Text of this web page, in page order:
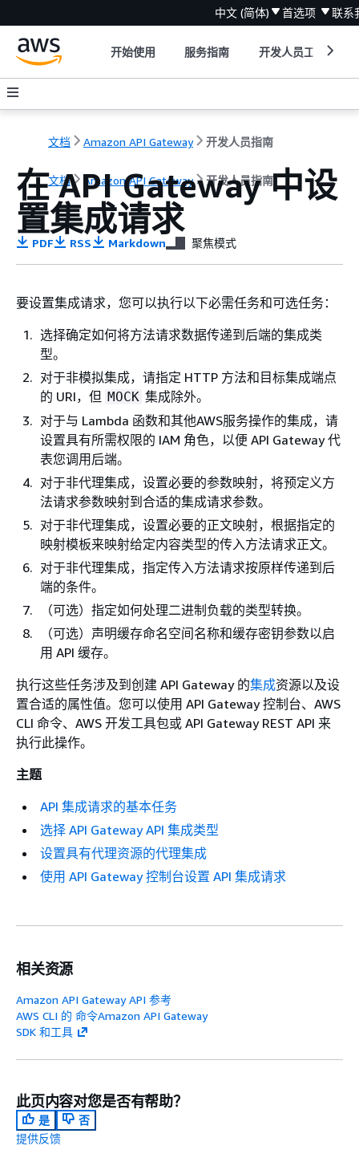
中文 (简体) 首选项 联系
开始使用 服务指南 开发人员工具
文档 Amazon API Gateway 开发人员指南
文档 Amazon API Gateway 开发人员指南
在 API Gateway 中设
置集成请求
PDF RSS Markdown 聚焦模式
要设置集成请求，您可以执行以下必需任务和可选任务：
选择确定如何将方法请求数据传递到后端的集成类
型。
对于非模拟集成，请指定 HTTP 方法和目标集成端点
的 URI，但 MOCK 集成除外。
对于与 Lambda 函数和其他AWS服务操作的集成，请
设置具有所需权限的 IAM 角色，以便 API Gateway 代
表您调用后端。
对于非代理集成，设置必要的参数映射，将预定义方
法请求参数映射到合适的集成请求参数。
对于非代理集成，设置必要的正文映射，根据指定的
映射模板来映射给定内容类型的传入方法请求正文。
对于非代理集成，指定传入方法请求按原样传递到后
端的条件。
（可选）指定如何处理二进制负载的类型转换。
（可选）声明缓存命名空间名称和缓存密钥参数以启
用 API 缓存。
执行这些任务涉及到创建 API Gateway 的集成资源以及设
置合适的属性值。您可以使用 API Gateway 控制台、AWS
CLI 命令、AWS 开发工具包或 API Gateway REST API 来
执行此操作。
主题
API 集成请求的基本任务
选择 API Gateway API 集成类型
设置具有代理资源的代理集成
使用 API Gateway 控制台设置 API 集成请求
相关资源
Amazon API Gateway API 参考
AWS CLI 的 命令Amazon API Gateway
SDK 和工具
此页内容对您是否有帮助？
是
否
提供反馈